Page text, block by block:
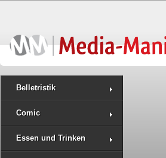
Belletristik
Comic
Essen und Trinken